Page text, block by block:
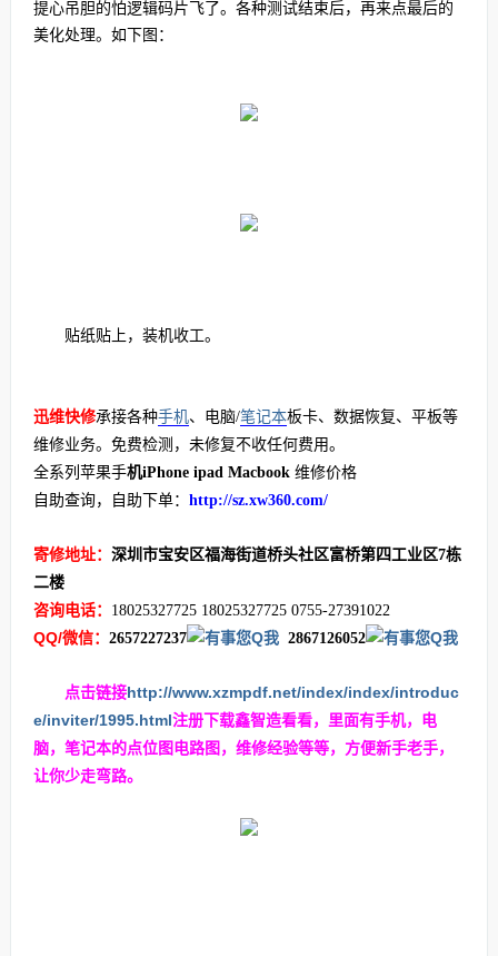
提心吊胆的怕逻辑码片飞了。各种测试结束后，再来点最后的
美化处理。如下图：
贴纸贴上，装机收工。
迅维快修承接各种手机、电脑/笔记本板卡、数据恢复、平板等
维修业务。免费检测，未修复不收任何费用。
全系列苹果手机iPhone ipad Macbook 维修价格
自助查询，自助下单： http://sz.xw360.com/
寄修地址： 深圳市宝安区福海街道桥头社区富桥第四工业区7栋
二楼
咨询电话： 18025327725 18025327725 0755-27391022
QQ/微信： 2657227237 2867126052
点击链接http://www.xzmpdf.net/index/index/introduc
e/inviter/1995.html注册下载鑫智造看看，里面有手机，电
脑，笔记本的点位图电路图，维修经验等等，方便新手老手，
让你少走弯路。